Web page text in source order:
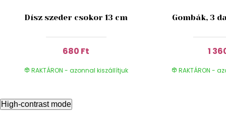
Dísz szeder csokor 13 cm
680 Ft
RAKTÁRON - azonnal kiszállítjuk
Gombák, 3
1
RAKTÁRON -
High-contrast mode